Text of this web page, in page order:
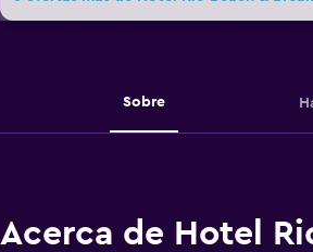
Sobre
Acerca de Hotel